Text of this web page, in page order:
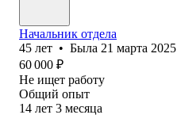
Начальник отдела
45 лет • Была 21 марта 2025
60 000 ₽
Не ищет работу
Общий опыт
14 лет 3 месяца